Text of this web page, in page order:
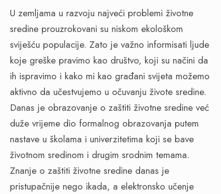
U zemljama u razvoju najveći problemi životne
sredine prouzrokovani su niskom ekološkom
sviješću populacije. Zato je važno informisati ljude
koje greške pravimo kao društvo, koji su načini da
ih ispravimo i kako mi kao građani svijeta možemo
aktivno da učestvujemo u očuvanju živote sredine.
Danas je obrazovanje o zaštiti životne sredine već
duže vrijeme dio formalnog obrazovanja putem
nastave u školama i univerzitetima koji se bave
životnom sredinom i drugim srodnim temama.
Znanje o zaštiti životne sredine danas je
pristupačnije nego ikada, a elektronsko učenje